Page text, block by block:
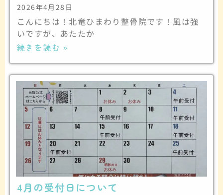
2026年4月28日
こんにちは！北竜ひまわり整骨院です！風は強
いですが、あたたか
続きを読む »
4月の受付日について